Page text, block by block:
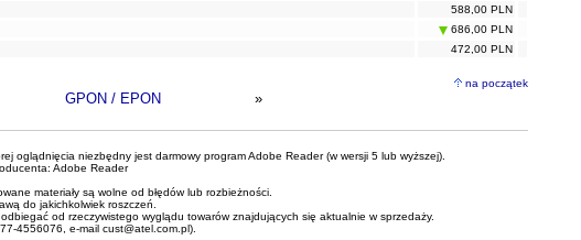
588,00 PLN
686,00 PLN
472,00 PLN
na początek
GPON / EPON »
oglądnięcia niezbędny jest darmowy program Adobe Reader (w wersji 5 lub wyższej).
Adobe Reader
materiały są wolne od błędów lub rozbieżności.
do jakichkolwiek roszczeń.
od rzeczywistego wyglądu towarów znajdujących się aktualnie w sprzedaży.
4556076, e-mail cust@atel.com.pl).